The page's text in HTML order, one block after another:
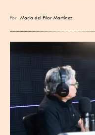
Por María del Pilar Martínez